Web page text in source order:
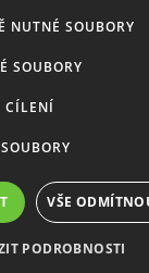
NUTNÉ SOUBORY
SOUBORY
CÍLENÍ
VŠE
PODROBNOSTI